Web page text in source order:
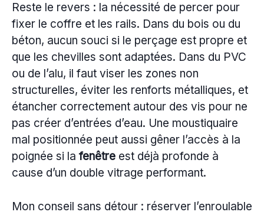
Reste le revers : la nécessité de percer pour
fixer le coffre et les rails. Dans du bois ou du
béton, aucun souci si le perçage est propre et
que les chevilles sont adaptées. Dans du PVC
ou de l’alu, il faut viser les zones non
structurelles, éviter les renforts métalliques, et
étancher correctement autour des vis pour ne
pas créer d’entrées d’eau. Une moustiquaire
mal positionnée peut aussi gêner l’accès à la
poignée si la fenêtre est déjà profonde à
cause d’un double vitrage performant.
Mon conseil sans détour : réserver l’enroulable